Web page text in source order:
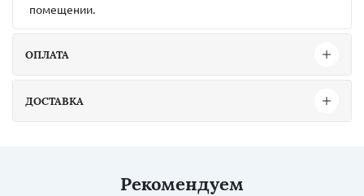
помещении.
ОПЛАТА
ДОСТАВКА
Рекомендуем